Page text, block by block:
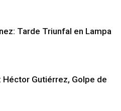
Tarde Triunfal en Lampa
Héctor Gutiérrez, Golpe de